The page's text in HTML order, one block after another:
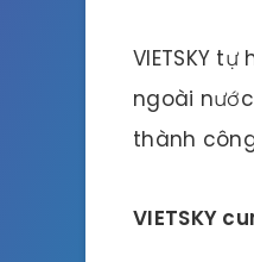
VIETSKY
ngoài
thành
VIETSKY